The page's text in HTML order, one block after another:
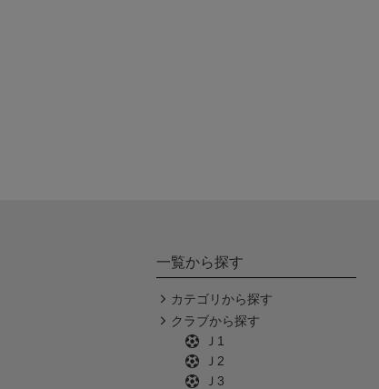
一覧から探す
カテゴリから探す
クラブから探す
Ｊ1
Ｊ2
Ｊ3